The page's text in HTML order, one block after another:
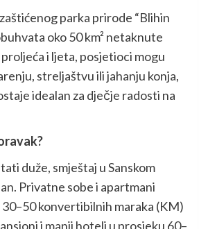
parka prirode “Blihin
oko 50 km² netaknute
i ljeta, posjetioci mogu
streljaštvu ili jahanju konja,
idealan za dječje radosti na
duže, smještaj u Sanskom
Privatne sobe i apartmani
30–50 konvertibilnih maraka (KM)
i manji hoteli u prosjeku 60–